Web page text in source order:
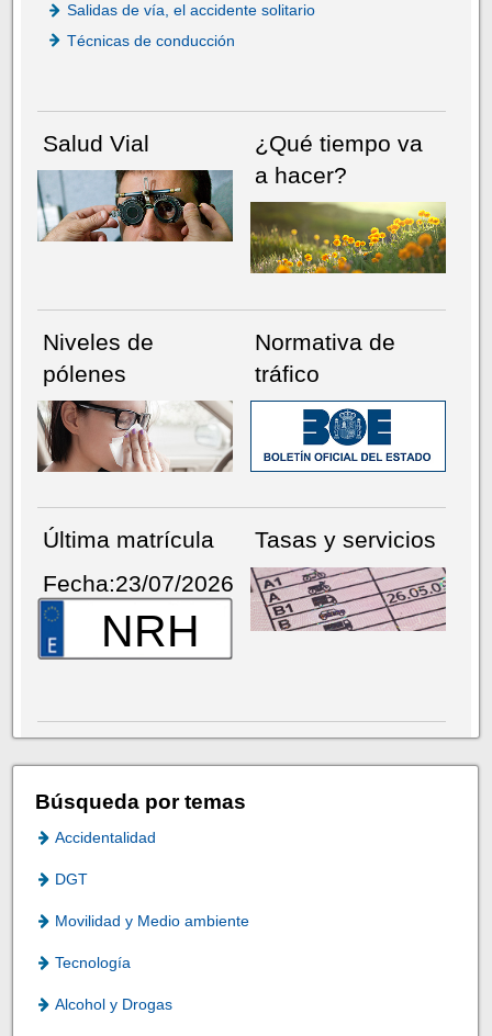
Salidas de vía, el accidente solitario
Técnicas de conducción
Salud Vial
¿Qué tiempo va
a hacer?
Niveles de
pólenes
Normativa de
tráfico
Última matrícula
Fecha:23/07/2026
NRH
Tasas y servicios
Búsqueda por temas
Accidentalidad
DGT
Movilidad y Medio ambiente
Tecnología
Alcohol y Drogas